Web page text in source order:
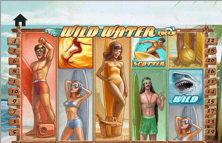
[object HTMLMetaElement]
пополнить счет